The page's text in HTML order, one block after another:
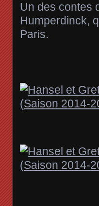
Un des contes
Humperdinck,
Paris.